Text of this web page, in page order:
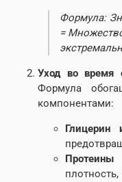
Формула:
=
Уход во время
Формула
компонентами:
Глицерин